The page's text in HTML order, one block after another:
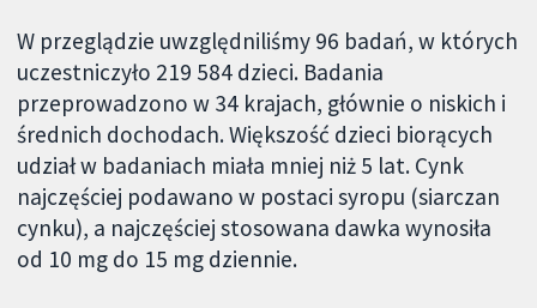
W przeglądzie uwzględniliśmy 96 badań, w których
uczestniczyło 219 584 dzieci. Badania
przeprowadzono w 34 krajach, głównie o niskich i
średnich dochodach. Większość dzieci biorących
udział w badaniach miała mniej niż 5 lat. Cynk
najczęściej podawano w postaci syropu (siarczan
cynku), a najczęściej stosowana dawka wynosiła
od 10 mg do 15 mg dziennie.